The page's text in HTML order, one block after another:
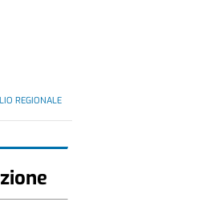
REGIONALE